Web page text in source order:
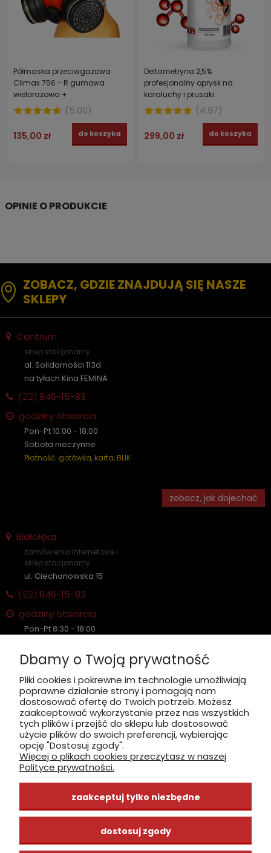
Półmaska przeciwgazowa
Climax 756 - R gumowa
wielorazowa +
filtropochłaniacz ABEK1P3 2 szt.
(5.00)
135,00 zł do koszyka
Deltametryna 2,5%
profesjonalny oprysk na
karaluchy i prusaki.
Koncentrat owadobójczy na
karaczany STRONG 1 l
(4.97)
299,00 zł do koszyka
ZOBACZ, GDZIE ZNAJDUJĄ SIĘ NASZE
SKLEPY
Centrum
sklep stacjonarny
al. Solidarności 113d
na tyłach Kina FEMINA
(22) 846-15-83
godziny otwarcia
Pon-Pt 10:00 - 18:00
Sobota nieczynne
Płatność: gotówka, karta, BLIK
zobacz, jak dojechać
Białołęka
zamówienia internetowe i
sklep stacjonarny
ul. Ciechanowska 15
(22) 846-15-83
godziny otwarcia
Pon-Pt 8:30 - 18:00
Płatność: gotówka, karta, BLIK
zobacz, jak dojechać
INFORMACJE
ZAKUPY
CENTRUM WIEDZY
Dbamy o Twoją prywatność
Pliki cookies i pokrewne im technologie umożliwiają
poprawne działanie strony i pomagają nam
dostosować ofertę do Twoich potrzeb. Możesz
zaakceptować wykorzystanie przez nas wszystkich
tych plików i przejść do sklepu lub dostosować
użycie plików do swoich preferencji, wybierając
opcję "Dostosuj zgody".
Więcej o plikach cookies przeczytasz w naszej
Polityce prywatności.
zaakceptuj tylko niezbędne
dostosuj zgody